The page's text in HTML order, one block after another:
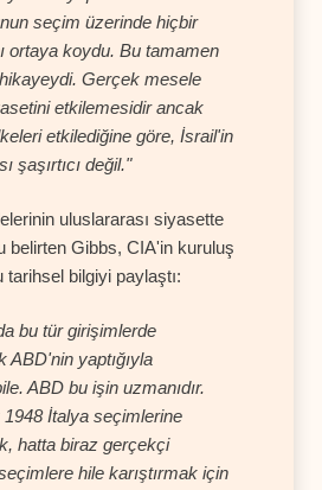
seçim üzerinde hiçbir
ortaya koydu. Bu tamamen
Gerçek mesele
etkilemesidir ancak
etkilediğine göre, İsrail'in
şaşırtıcı değil."
uluslararası siyasette
belirten Gibbs, CIA'in kuruluş
tarihsel bilgiyi paylaştı:
bu tür girişimlerde
ABD'nin yaptığıyla
ABD bu işin uzmanıdır.
İtalya seçimlerine
hatta biraz gerçekçi
hile karıştırmak için